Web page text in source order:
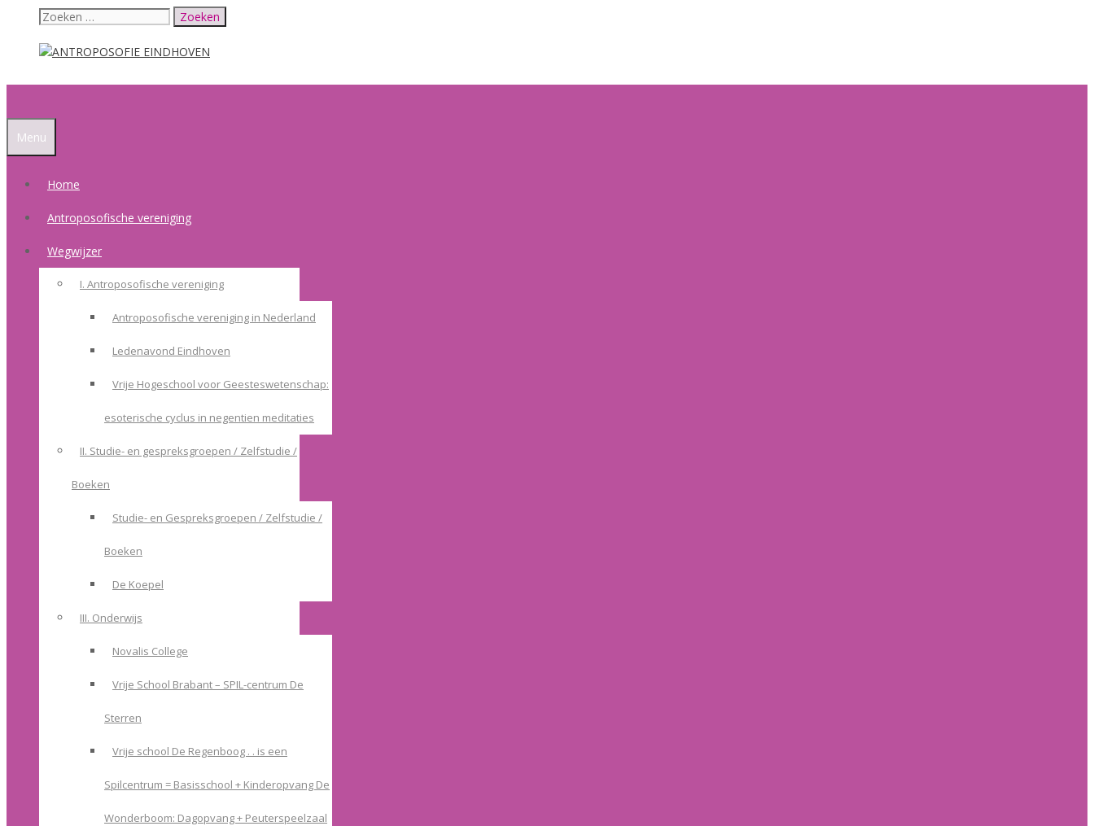
Zoek
Menu
Home
Antroposofische vereniging
Wegwijzer
I. Antroposofische vereniging
Antroposofische vereniging in Nederland
Ledenavond Eindhoven
Vrije Hogeschool voor Geesteswetenschap:
esoterische cyclus in negentien meditaties
II. Studie- en gespreksgroepen / Zelfstudie /
Boeken
Studie- en Gespreksgroepen / Zelfstudie /
Boeken
De Koepel
III. Onderwijs
Novalis College
Vrije School Brabant – SPIL-centrum De
Sterren
Vrije school De Regenboog . . is een
Spilcentrum = Basisschool + Kinderopvang De
Wonderboom: Dagopvang + Peuterspeelzaal